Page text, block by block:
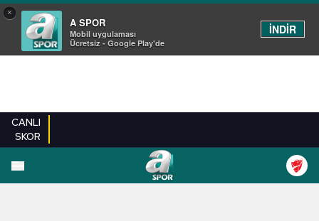
×
A SPOR
Mobil uygulaması
Ücretsiz - Google Play'de
İNDİR
CANLI
SKOR